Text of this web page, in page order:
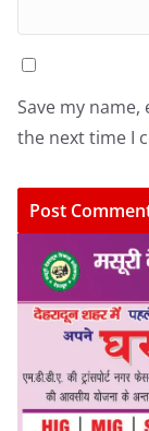
Save my
the next time I